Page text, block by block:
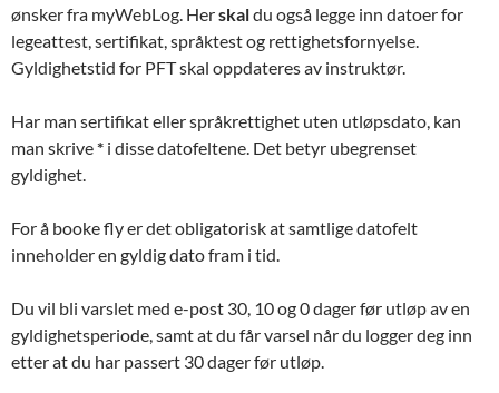
ønsker fra myWebLog. Herskaldu også legge inn datoer for
legeattest, sertifikat, språktest og rettighetsfornyelse.
Gyldighetstid for PFT skal oppdateres av instruktør.
Har man sertifikat eller språkrettighet uten utløpsdato, kan
man skrive* i disse datofeltene. Det betyr ubegrenset
gyldighet.
For å booke fly er det obligatorisk at samtlige datofelt
inneholder en gyldig dato fram i tid.
Du vil bli varslet med e-post 30, 10 og 0 dager før utløp av en
gyldighetsperiode, samt at du får varsel når du logger deg inn
etter at du har passert 30 dager før utløp.